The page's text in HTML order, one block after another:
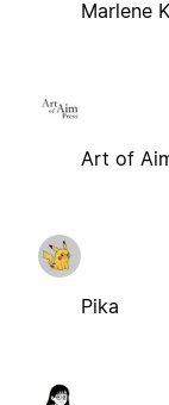
Marlene
Art of
Pika